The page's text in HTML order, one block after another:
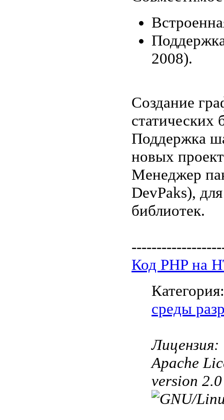
2008).
Создание
статических
Поддержка
новых
Менеджер
DevPaks),
библиотек.
Код PHP на
среды
Лицензия:
Apache
version